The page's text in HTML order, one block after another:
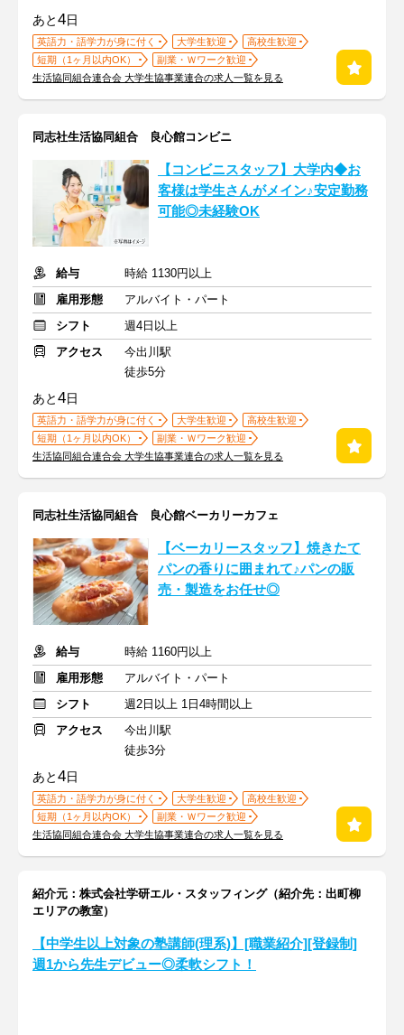
あと4日
英語力・語学力が身に付く 大学生歓迎
高校生歓迎
短期（1ヶ月以内OK）
副業・Ｗワーク歓迎
生活協同組合連合会 大学生協事業連合の求人一覧を見る
同志社生活協同組合 良心館コンビニ
【コンビニスタッフ】大学内◆お
客様は学生さんがメイン♪安定勤務
可能◎未経験OK
給与
時給 1130円以上
雇用形態
アルバイト・パート
シフト
週4日以上
アクセス
今出川駅
徒歩5分
あと4日
英語力・語学力が身に付く 大学生歓迎
高校生歓迎
短期（1ヶ月以内OK）
副業・Ｗワーク歓迎
生活協同組合連合会 大学生協事業連合の求人一覧を見る
同志社生活協同組合 良心館ベーカリーカフェ
【ベーカリースタッフ】焼きたて
パンの香りに囲まれて♪パンの販
売・製造をお任せ◎
給与
時給 1160円以上
雇用形態
アルバイト・パート
シフト
週2日以上 1日4時間以上
アクセス
今出川駅
徒歩3分
あと4日
英語力・語学力が身に付く 大学生歓迎
高校生歓迎
短期（1ヶ月以内OK）
副業・Ｗワーク歓迎
生活協同組合連合会 大学生協事業連合の求人一覧を見る
紹介元：株式会社学研エル・スタッフィング（紹介先：出町柳
エリアの教室）
【中学生以上対象の塾講師(理系)】[職業紹介][登録制]
週1から先生デビュー◎柔軟シフト！